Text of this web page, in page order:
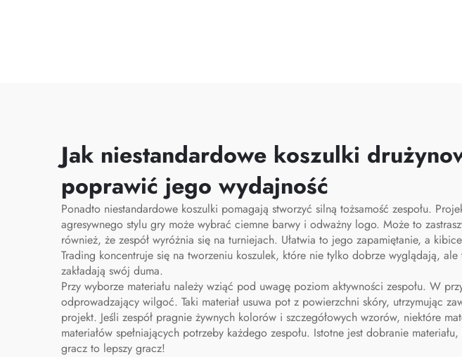
koszulki piłkarskie
stroje piłkarskie
Jak niestandardowe koszulki
poprawić jego wydajność
Ponadto niestandardowe koszulki pomagają stworzyć silną tożsamość zespołu.
agresywnego stylu gry może wybrać ciemne barwy i odważny logo. Może to
również, że zespół wyróżnia się na turniejach. Ułatwia to jego zapamiętanie, a
Trading koncentruje się na tworzeniu koszulek, które nie tylko dobrze wyglądają,
zakładają swój duma.
Przy wyborze materiału należy wziąć pod uwagę poziom aktywności zespołu. W
odprowadzający wilgoć. Taki materiał usuwa pot z powierzchni skóry, utrzymując
projekt. Jeśli zespół pragnie żywnych kolorów i szczegółowych wzorów, niektóre
materiałów spełniających potrzeby każdego zespołu. Istotne jest dobranie
gracz to lepszy gracz!